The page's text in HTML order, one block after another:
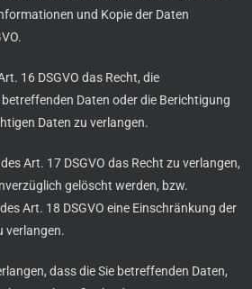
und Kopie der Daten
16 DSGVO das Recht, die
Daten oder die Berichtigung
Daten zu verlangen.
Art. 17 DSGVO das Recht zu verlangen,
gelöscht werden, bzw.
Art. 18 DSGVO eine Einschränkung der
verlangen.
dass die Sie betreffenden Daten,